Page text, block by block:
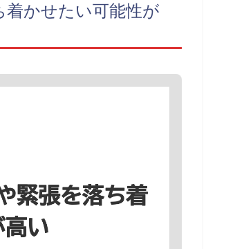
着かせたい可能性が